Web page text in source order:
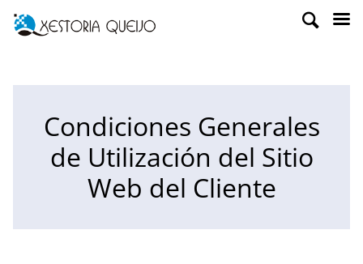
Condiciones Generales
de Utilización del Sitio
Web del Cliente